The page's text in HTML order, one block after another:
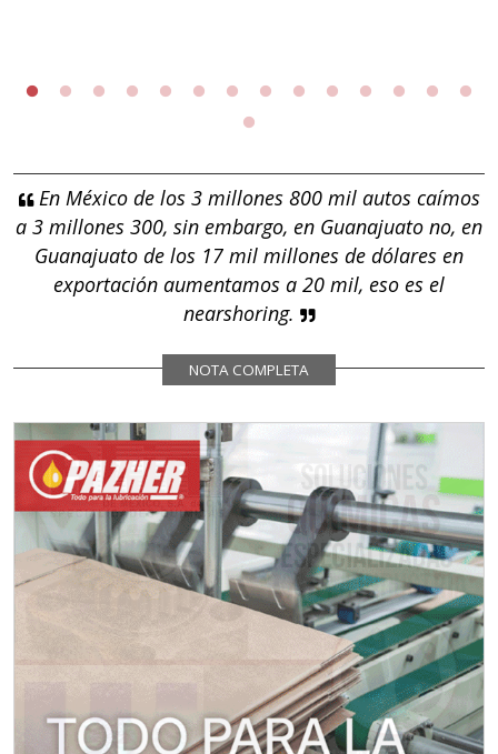
En México de los 3 millones 800 mil autos caímos
a 3 millones 300, sin embargo, en Guanajuato no, en
Guanajuato de los 17 mil millones de dólares en
exportación aumentamos a 20 mil, eso es el
nearshoring.
NOTA COMPLETA